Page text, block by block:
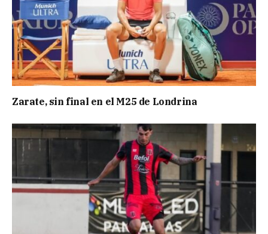
Zarate, sin final en el M25 de Londrina